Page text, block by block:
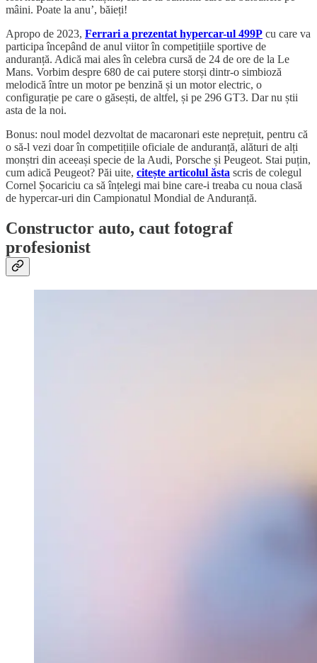
mâini. Poate la anu’, băieți!
Apropo de 2023, Ferrari a prezentat hypercar-ul 499P cu care va
participa începând de anul viitor în competițiile sportive de
anduranță. Adică mai ales în celebra cursă de 24 de ore de la Le
Mans. Vorbim despre 680 de cai putere storși dintr-o simbioză
melodică între un motor pe benzină și un motor electric, o
configurație pe care o găsești, de altfel, și pe 296 GT3. Dar nu știi
asta de la noi.
Bonus: noul model dezvoltat de macaronari este neprețuit, pentru că
o să-l vezi doar în competițiile oficiale de anduranță, alături de alți
monștri din aceeași specie de la Audi, Porsche și Peugeot. Stai puțin,
cum adică Peugeot? Păi uite, citește articolul ăsta scris de colegul
Cornel Șocariciu ca să înțelegi mai bine care-i treaba cu noua clasă
de hypercar-uri din Campionatul Mondial de Anduranță.
Constructor auto, caut fotograf
profesionist